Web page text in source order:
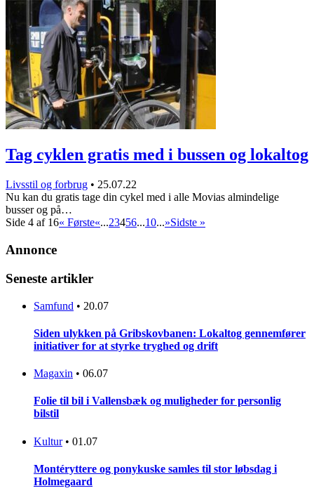
Tag cyklen gratis med i bussen og lokaltog
Livsstil og forbrug • 25.07.22
Nu kan du gratis tage din cykel med i alle Movias almindelige
busser og på…
Side 4 af 16« Første«...23456...10...»Sidste »
Annonce
Seneste artikler
Samfund • 20.07
Siden ulykken på Gribskovbanen: Lokaltog gennemfører
initiativer for at styrke tryghed og drift
Magaxin • 06.07
Folie til bil i Vallensbæk og muligheder for personlig
bilstil
Kultur • 01.07
Montéryttere og ponykuske samles til stor løbsdag i
Holmegaard